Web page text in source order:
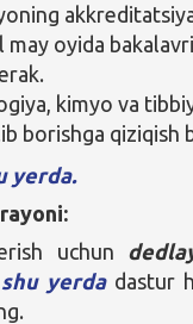
may oyida
kimyo va
borishga qiziqish
yerda.
uchun
shu yerdadastur